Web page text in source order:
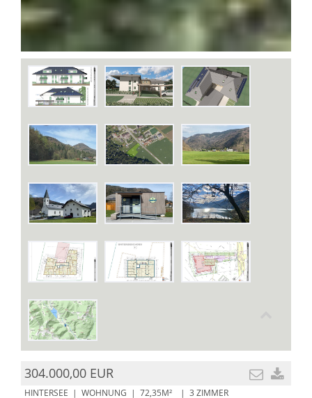
304.000,00 EUR
HINTERSEE | WOHNUNG | 72,35M² | 3 ZIMMER